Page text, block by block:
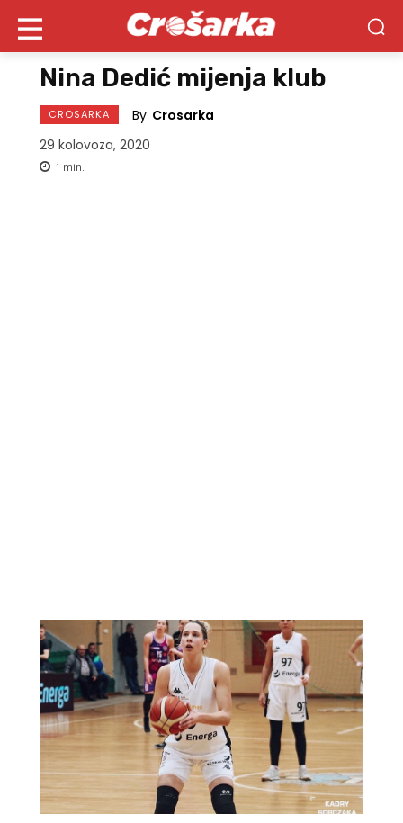
Nina Dedić mijenja klub
CROSARKA By Crosarka
29 kolovoza, 2020
1 min.